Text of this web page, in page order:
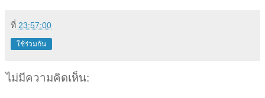
ที่ 23:57:00
ใช้ร่วมกัน
ไม่มีความคิดเห็น: